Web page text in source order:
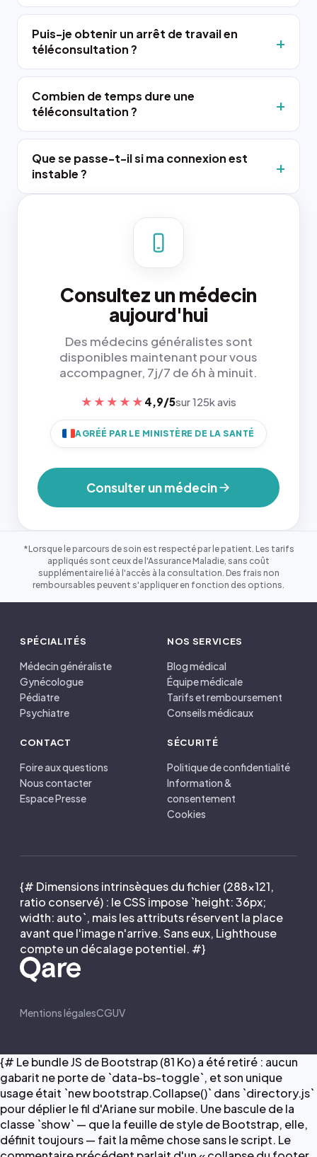
Puis-je obtenir un arrêt de travail en
téléconsultation ?
Combien de temps dure une
téléconsultation ?
Que se passe-t-il si ma connexion est
instable ?
Consultez un médecin
aujourd'hui
Des médecins généralistes sont
disponibles maintenant pour vous
accompagner, 7j/7 de 6h à minuit.
★★★★★ 4,9/5sur 125k avis
AGRÉÉ PAR LE MINISTÈRE DE LA SANTÉ
Consulter un médecin
*Lorsque le parcours de soin est respecté par le patient. Les tarifs
appliqués sont ceux de l'Assurance Maladie, sans coût
supplémentaire lié à l'accès à la consultation. Des frais non
remboursables peuvent s'appliquer en fonction des options.
SPÉCIALITÉS
Médecin généraliste
Gynécologue
Pédiatre
Psychiatre
NOS SERVICES
Blog médical
Équipe médicale
Tarifs et remboursement
Conseils médicaux
CONTACT
Foire aux questions
Nous contacter
Espace Presse
SÉCURITÉ
Politique de confidentialité
Information &
consentement
Cookies
{# Dimensions intrinsèques du fichier (288×121,
ratio conservé) : le CSS impose `height: 36px;
width: auto`, mais les attributs réservent la place
avant que l'image n'arrive. Sans eux, Lighthouse
compte un décalage potentiel. #}
Mentions légalesCGUV
{# Le bundle JS de Bootstrap (81 Ko) a été retiré : aucun
gabarit ne porte de `data-bs-toggle`, et son unique
usage était `new bootstrap.Collapse()` dans `directory.js`
pour déplier le fil d'Ariane sur mobile. Une bascule de la
classe `show` — que la feuille de style de Bootstrap, elle,
définit toujours — fait la même chose sans le script. Le